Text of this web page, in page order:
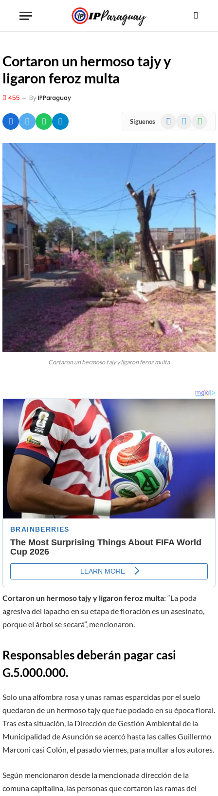
Cortaron un hermoso tajy y
ligaron feroz multa
455 ByIPParaguay
Siguenos Facebook
Cortaron un hermoso tajy y ligaron feroz multa
Cortaron un hermoso tajy y ligaron feroz multa: “La poda
agresiva del lapacho en su etapa de floración es un asesinato,
porque el árbol se secará”, mencionaron.
Responsables deberán pagar casi
G.5.000.000.
Solo una alfombra rosa y unas ramas esparcidas por el suelo
quedaron de un hermoso tajy que fue podado en su época floral.
Tras esta situación, la Dirección de Gestión Ambiental de la
Municipalidad de Asunción se acercó hasta las calles Guillermo
Marconi casi Colón, el pasado viernes, para multar a los autores.
Según mencionaron desde la mencionada dirección de la
comuna capitalina, las personas que cortaron las ramas del